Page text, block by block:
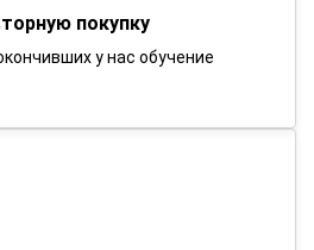
покупку
у нас обучение